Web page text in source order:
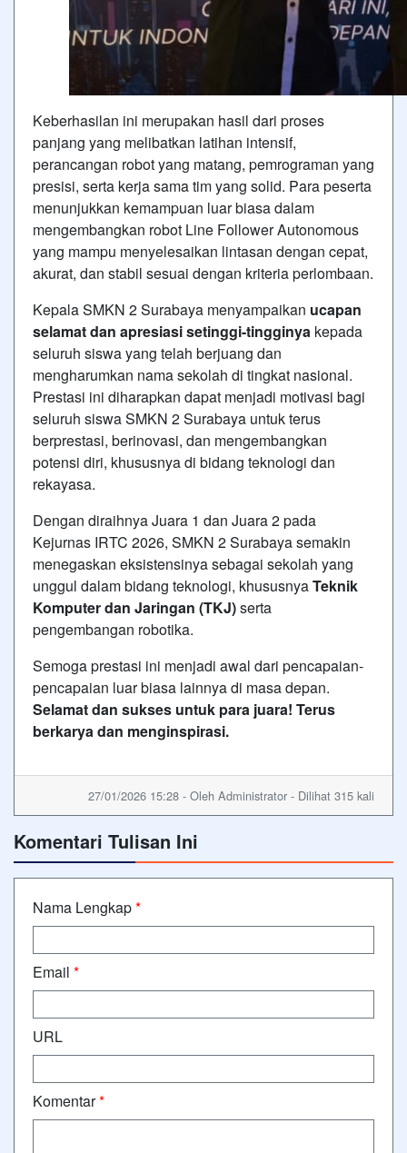
Keberhasilan ini merupakan hasil dari proses
panjang yang melibatkan latihan intensif,
perancangan robot yang matang, pemrograman yang
presisi, serta kerja sama tim yang solid. Para peserta
menunjukkan kemampuan luar biasa dalam
mengembangkan robot Line Follower Autonomous
yang mampu menyelesaikan lintasan dengan cepat,
akurat, dan stabil sesuai dengan kriteria perlombaan.
Kepala SMKN 2 Surabaya menyampaikan ucapan
selamat dan apresiasi setinggi-tingginya kepada
seluruh siswa yang telah berjuang dan
mengharumkan nama sekolah di tingkat nasional.
Prestasi ini diharapkan dapat menjadi motivasi bagi
seluruh siswa SMKN 2 Surabaya untuk terus
berprestasi, berinovasi, dan mengembangkan
potensi diri, khususnya di bidang teknologi dan
rekayasa.
Dengan diraihnya Juara 1 dan Juara 2 pada
Kejurnas IRTC 2026, SMKN 2 Surabaya semakin
menegaskan eksistensinya sebagai sekolah yang
unggul dalam bidang teknologi, khususnyaTeknik
Komputer dan Jaringan (TKJ)serta
pengembangan robotika.
Semoga prestasi ini menjadi awal dari pencapaian-
pencapaian luar biasa lainnya di masa depan.
Selamat dan sukses untuk para juara! Terus
berkarya dan menginspirasi.
27/01/2026 15:28 - Oleh Administrator - Dilihat 315 kali
Komentari Tulisan Ini
Nama Lengkap*
Email *
URL
Komentar*